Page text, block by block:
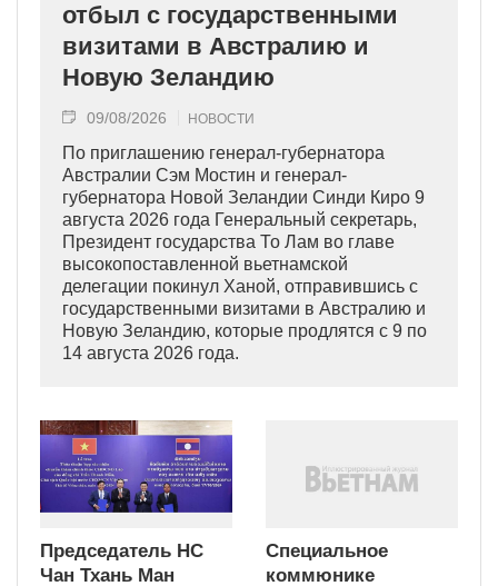
отбыл с государственными
визитами в Австралию и
Новую Зеландию
09/08/2026 НОВОСТИ
По приглашению генерал-губернатора
Австралии Сэм Мостин и генерал-
губернатора Новой Зеландии Синди Киро 9
августа 2026 года Генеральный секретарь,
Президент государства То Лам во главе
высокопоставленной вьетнамской
делегации покинул Ханой, отправившись с
государственными визитами в Австралию и
Новую Зеландию, которые продлятся с 9 по
14 августа 2026 года.
Председатель НС
Чан Тхань Ман
Специальное
коммюнике